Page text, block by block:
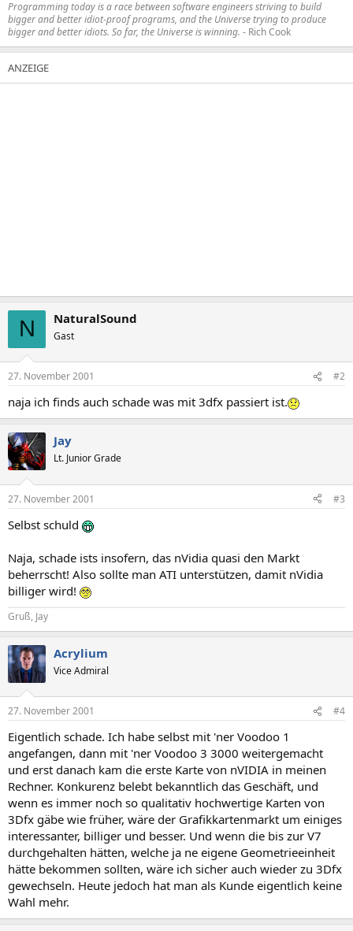
Programming today is a race between software engineers striving to build
bigger and better idiot-proof programs, and the Universe trying to produce
bigger and better idiots. So far, the Universe is winning. - Rich Cook
N NaturalSound
Gast
27. November 2001 #2
naja ich finds auch schade was mit 3dfx passiert ist.
Jay
Lt. Junior Grade
27. November 2001 #3
Selbst schuld
Naja, schade ists insofern, das nVidia quasi den Markt
beherrscht! Also sollte man ATI unterstützen, damit nVidia
billiger wird!
Gruß, Jay
Acrylium
Vice Admiral
27. November 2001 #4
Eigentlich schade. Ich habe selbst mit 'ner Voodoo 1
angefangen, dann mit 'ner Voodoo 3 3000 weitergemacht
und erst danach kam die erste Karte von nVIDIA in meinen
Rechner. Konkurenz belebt bekanntlich das Geschäft, und
wenn es immer noch so qualitativ hochwertige Karten von
3Dfx gäbe wie früher, wäre der Grafikkartenmarkt um einiges
interessanter, billiger und besser. Und wenn die bis zur V7
durchgehalten hätten, welche ja ne eigene Geometrieeinheit
hätte bekommen sollten, wäre ich sicher auch wieder zu 3Dfx
gewechseln. Heute jedoch hat man als Kunde eigentlich keine
Wahl mehr.